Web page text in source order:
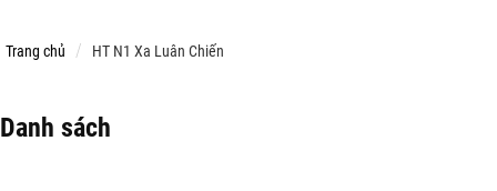
Trang chủ HT N1 Xa Luân Chiến
Danh sách